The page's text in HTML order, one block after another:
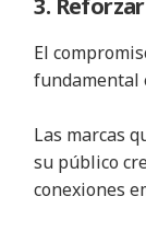
3.
El
fundamental
Las marcas
su público
conexiones